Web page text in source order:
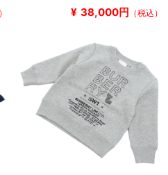
¥ 38,000円 （税込）